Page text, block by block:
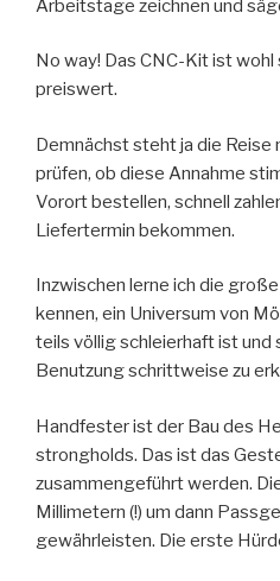
Arbeitstage zeichnen und
No way! Das CNC-Kit ist
preiswert.
Demnächst steht ja die Reise
prüfen, ob diese Annahme
Vorort bestellen, schnell
Liefertermin bekommen.
Inzwischen lerne ich die
kennen, ein Universum von
teils völlig schleierhaft ist und
Benutzung schrittweise zu
Handfester ist der Bau des
strongholds. Das ist das
zusammengeführt werden.
Millimetern (!) um dann
gewährleisten. Die erste